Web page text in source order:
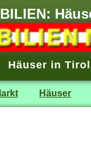
Häuser in Tirol
Häuser